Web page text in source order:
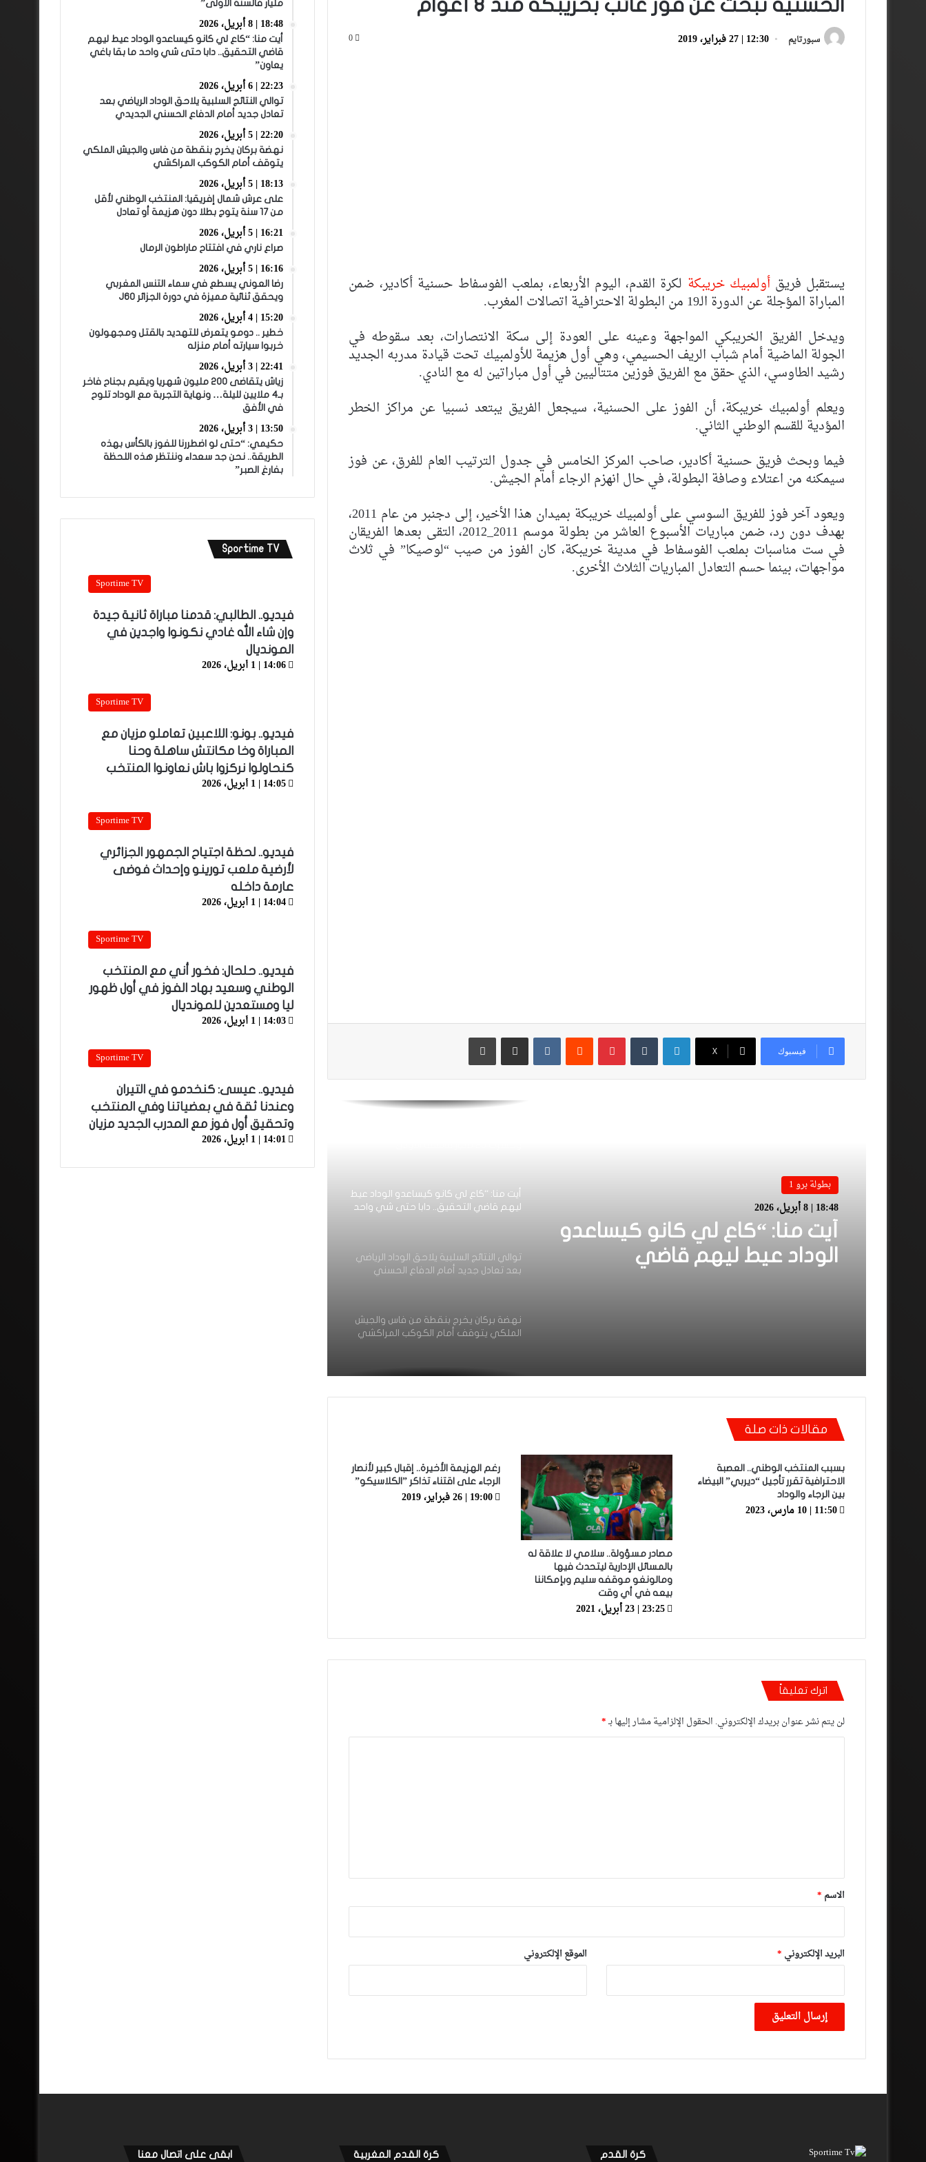
الحسنية تبحث عن فوز غائب بخريبكة منذ 8 أعوام
سبورتايم 12:30 | 27 فبراير، 2019 0
يستقبل فريق أولمبيك خريبكة لكرة القدم، اليوم الأربعاء، بملعب الفوسفاط حسنية أكادير، ضمن
المباراة المؤجلة عن الدورة الـ19 من البطولة الاحترافية اتصالات المغرب.
ويدخل الفريق الخريبكي المواجهة وعينه على العودة إلى سكة الانتصارات، بعد سقوطه في
الجولة الماضية أمام شباب الريف الحسيمي، وهي أول هزيمة للأولمبيك تحت قيادة مدربه الجديد
رشيد الطاوسي، الذي حقق مع الفريق فوزين متتاليين في أول مباراتين له مع النادي.
ويعلم أولمبيك خريبكة، أن الفوز على الحسنية، سيجعل الفريق يبتعد نسبيا عن مراكز الخطر
المؤدية للقسم الوطني الثاني.
فيما وبحث فريق حسنية أكادير، صاحب المركز الخامس في جدول الترتيب العام للفرق، عن فوز
سيمكنه من اعتلاء وصافة البطولة، في حال انهزم الرجاء أمام الجيش.
ويعود آخر فوز للفريق السوسي على أولمبيك خريبكة بميدان هذا الأخير، إلى دجنبر من عام 2011،
بهدف دون رد، ضمن مباريات الأسبوع العاشر من بطولة موسم 2011_2012، التقى بعدها الفريقان
في ست مناسبات بملعب الفوسفاط في مدينة خريبكة، كان الفوز من صيب “لوصيكا” في ثلاث
مواجهات، بينما حسم التعادل المباريات الثلاث الأخرى.
فيسبوك ‫X
لينكدإن بينتيريست مشاركة عبر البريد طباعة
بطولة برو 1
18:48 | 8 أبريل، 2026
أيت منا: “كاع لي كانو كيساعدو
الوداد عيط ليهم قاضي
حسنية أكادير
مؤجلات البطولة بعد التوقف الدولي
أيت منا: “كاع لي كانو كيساعدو الوداد عيط
ليهم قاضي التحقيق.. دابا حتى شي واحد
توالي النتائج السلبية يلاحق الوداد الرياضي
بعد تعادل جديد أمام الدفاع الحسني
نهضة بركان يخرج بنقطة من فاس والجيش
الملكي يتوقف أمام الكوكب المراكشي
بجناح فاخر بـ4 ملايين لليلة… ونهاية
تبرز القيم الإنسانية للنادي
الرجاء يؤجل جمعه العام ويعقد لقاء
تواصليا
توالي النتائج السلبية يلاحق الوداد الرياضي
الجديدي
مقالات ذات صلة
بسبب المنتخب الوطني.. العصبة
الاحترافية تقرر تأجيل “ديربي” البيضاء
بين الرجاء والوداد
11:50 | 10 مارس، 2023
مصادر مسؤولة.. سلامي لا علاقة له
بالمسائل الإدارية ليتحدث فيها
ومالونغو موقفه سليم وبإمكاننا
بيعه في أي وقت
23:25 | 23 أبريل، 2021
رغم الهزيمة الأخيرة.. إقبال كبير لأنصار
الرجاء على اقتناء تذاكر ”الكلاسيكو”
19:00 | 26 فبراير، 2019
اترك تعليقاً
لن يتم نشر عنوان بريدك الإلكتروني. الحقول الإلزامية مشار إليها بـ*
*
الاسم *
البريد الإلكتروني * الموقع الإلكتروني
مليار فالسنة الأولى”
18:48 | 8 أبريل، 2026
أيت منا: “كاع لي كانو كيساعدو الوداد عيط ليهم
قاضي التحقيق.. دابا حتى شي واحد ما بقا باغي
يعاون”
22:23 | 6 أبريل، 2026
توالي النتائج السلبية يلاحق الوداد الرياضي بعد
تعادل جديد أمام الدفاع الحسني الجديدي
22:20 | 5 أبريل، 2026
نهضة بركان يخرج بنقطة من فاس والجيش الملكي
يتوقف أمام الكوكب المراكشي
18:13 | 5 أبريل، 2026
على عرش شمال إفريقيا: المنتخب الوطني لأقل
من 17 سنة يتوج بطلا دون هزيمة أو تعادل
16:21 | 5 أبريل، 2026
صراع ناري في افتتاح ماراطون الرمال
16:16 | 5 أبريل، 2026
رضا العوني يسطع في سماء التنس المغربي
ويحقق ثنائية مميزة في دورة الجزائر J60
15:20 | 4 أبريل، 2026
خطير .. دومو يتعرض للتهديد بالقتل ومجهولون
خربوا سيارته أمام منزله
22:41 | 3 أبريل، 2026
زياش يتقاضى 200 مليون شهريا ويقيم بجناح فاخر
بـ4 ملايين لليلة… ونهاية التجربة مع الوداد تلوح
في الأفق
13:50 | 3 أبريل، 2026
حكيمي: “حتى لو اضطررنا للفوز بالكأس بهذه
الطريقة.. نحن جد سعداء وننتظر هذه اللحظة
بفارغ الصبر”
Sportime TV
Sportime TV
فيديو.. الطالبي: قدمنا مباراة ثانية جيدة
وإن شاء الله غادي نكونوا واجدين في
المونديال
14:06 | 1 أبريل، 2026
Sportime TV
فيديو.. بونو: اللاعبين تعاملو مزيان مع
المباراة وخا مكانتش ساهلة وحنا
كنحاولوا نركزوا باش نعاونوا المنتخب
14:05 | 1 أبريل، 2026
Sportime TV
فيديو.. لحظة اجتياح الجمهور الجزائري
لأرضية ملعب تورينو وإحداث فوضى
عارمة داخله
14:04 | 1 أبريل، 2026
Sportime TV
فيديو.. حلحال: فخور أني مع المنتخب
الوطني وسعيد بهاد الفوز في أول ظهور
ليا ومستعدين للمونديال
14:03 | 1 أبريل، 2026
Sportime TV
فيديو.. عيسى: كنخدمو في التيران
وعندنا ثقة في بعضياتنا وفي المنتخب
وتحقيق أول فوز مع المدرب الجديد مزيان
14:01 | 1 أبريل، 2026
كرة القدم كرة القدم المغربية ابقى على اتصال معنا